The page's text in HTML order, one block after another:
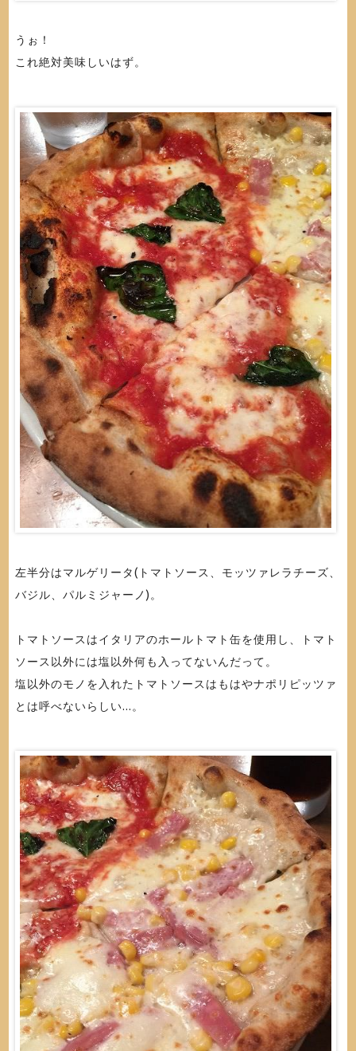
うぉ！
これ絶対美味しいはず。
左半分はマルゲリータ(トマトソース、モッツァレラチーズ、
バジル、パルミジャーノ)。
トマトソースはイタリアのホールトマト缶を使用し、トマト
ソース以外には塩以外何も入ってないんだって。
塩以外のモノを入れたトマトソースはもはやナポリピッツァ
とは呼べないらしい...。